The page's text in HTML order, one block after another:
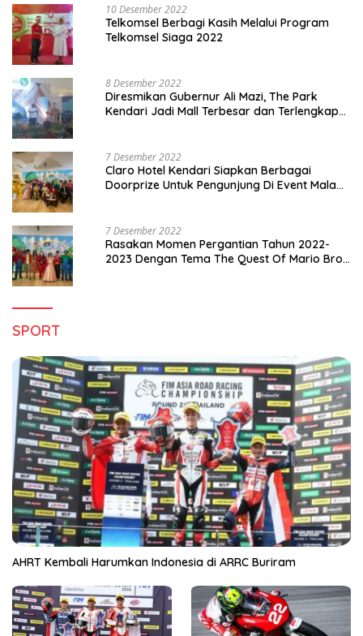
10 Desember 2022
Telkomsel Berbagi Kasih Melalui Program
Telkomsel Siaga 2022
8 Desember 2022
Diresmikan Gubernur Ali Mazi, The Park
Kendari Jadi Mall Terbesar dan Terlengkap
7 Desember 2022
Claro Hotel Kendari Siapkan Berbagai
Doorprize Untuk Pengunjung Di Event Malam
7 Desember 2022
Rasakan Momen Pergantian Tahun 2022-
2023 Dengan Tema The Quest Of Mario Bros
SPORT
AHRT Kembali Harumkan Indonesia di ARRC Buriram